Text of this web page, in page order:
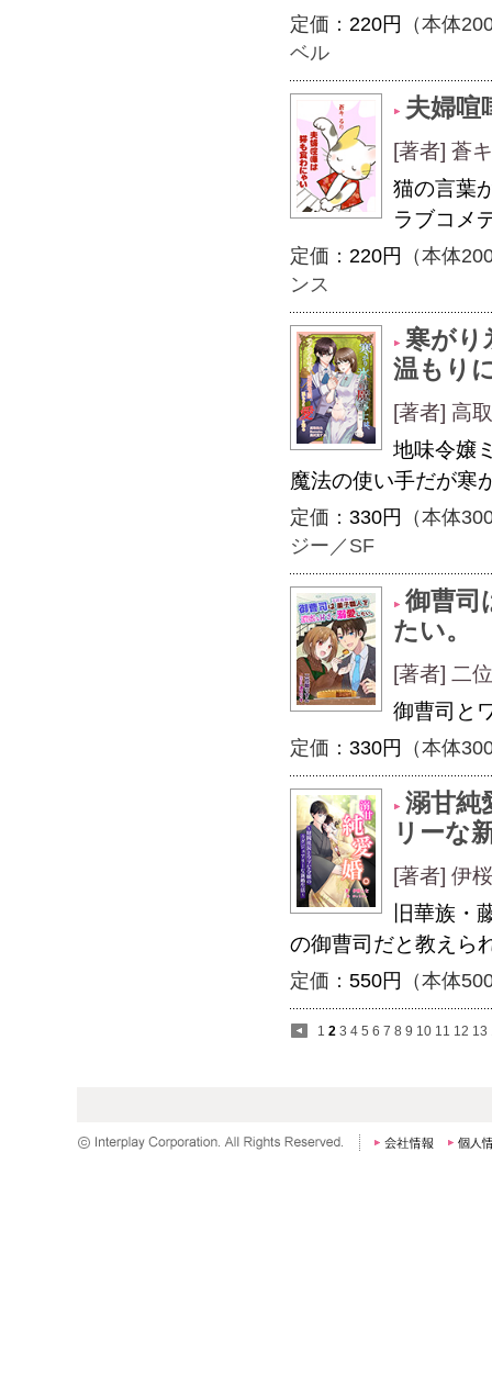
定価： 220円
（本体
ベル
夫婦喧
[著者] 蒼
猫の言葉
ラブコメ
定価： 220円
（本体
ンス
寒がり
温もり
[著者] 高
地味令嬢
魔法の使い手だが寒
定価： 330円
（本体
ジー／SF
御曹司
たい。
[著者] 二
御曹司と
定価： 330円 （本体
溺甘純
リーな
[著者] 伊
旧華族・
の御曹司だと教えら
定価： 550円 （本体
1 2 3 4 5 6 7 8 9 10 11 12 13